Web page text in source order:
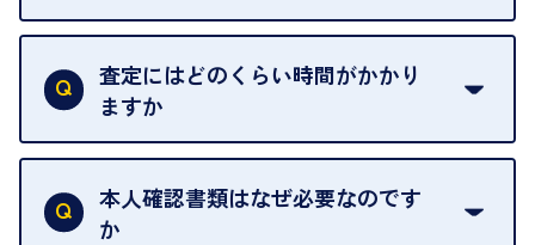
可能な限り、迅速に対応させていただきます。
グオフが可能です。
契約破棄という形で、お品物をお戻しすることがで
きます。
売却当日を含む8日間のうちに、お気軽にお申し出
出張買取のお品物は、8日間保管しております。
一切いただいておりません。査定金額にご納得いた
だけない場合は、その場でお断りいただいても問題
ございません。お気軽にご相談ください。
査定にはどのくらい時間がかかり
ますか
お品物の内容や点数によって異なりますが、店頭買
取の場合は1点あたり数分程度が目安です。大量の
お品物の場合は、お時間をいただくことがございま
本人確認書類はなぜ必要なのです
か